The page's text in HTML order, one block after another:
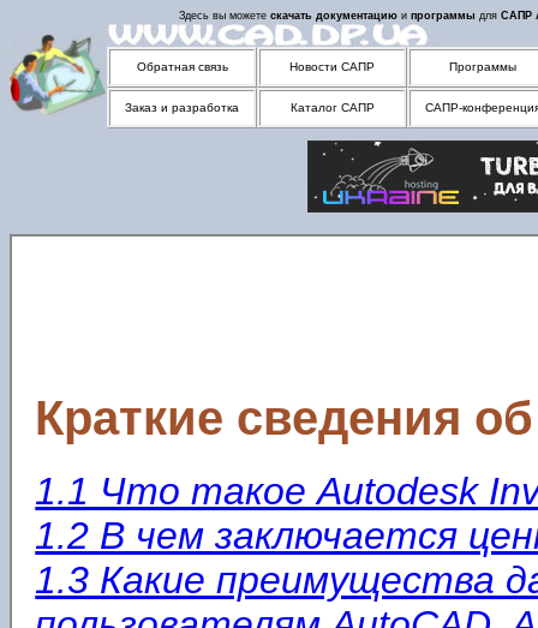
Здесь вы можете скачать документацию и программы для САПР
Обратная связь Новости САПР Программы
Заказ и разработка Каталог САПР САПР-
Краткие сведения
1.1 Что такое Autodesk
1.2 В чем заключается
1.3 Какие преимущества